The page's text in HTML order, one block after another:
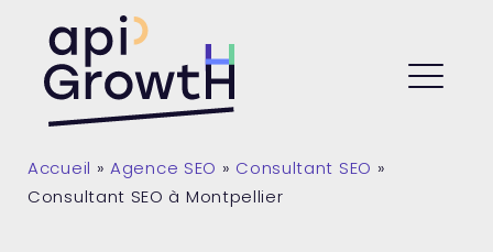
contentAPI Growth
Accueil »Agence SEO » Consultant SEO »
Consultant SEO à Montpellier